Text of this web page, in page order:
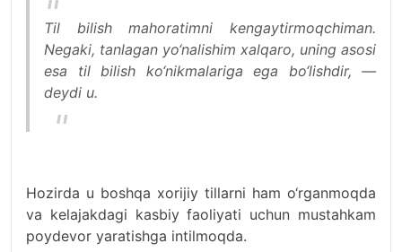
Til bilish mahoratimni kengaytirmoqchiman.
Negaki, tanlagan yo‘nalishim xalqaro, uning asosi
esa til bilish ko‘nikmalariga ega bo‘lishdir, —
deydi u.
Hozirda u boshqa xorijiy tillarni ham o‘rganmoqda
va kelajakdagi kasbiy faoliyati uchun mustahkam
poydevor yaratishga intilmoqda.